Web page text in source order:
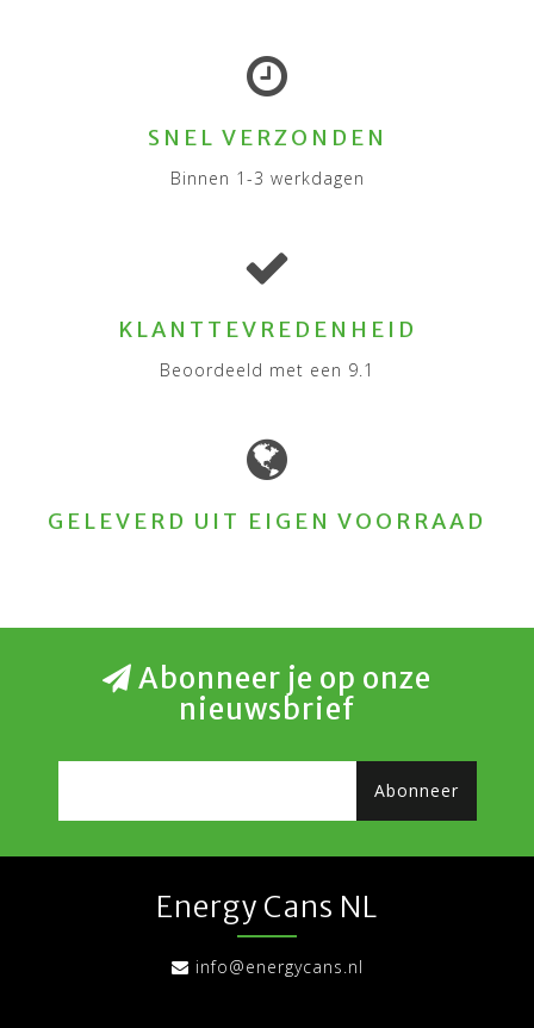
SNEL VERZONDEN
Binnen 1-3 werkdagen
KLANTTEVREDENHEID
Beoordeeld met een 9.1
GELEVERD UIT EIGEN VOORRAAD
Abonneer je op onze
nieuwsbrief
Abonneer
Energy Cans NL
info@energycans.nl